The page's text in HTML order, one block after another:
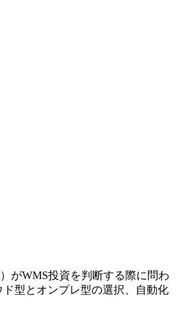
がWMS投資を判断する際に問わ
型とオンプレ型の選択、自動化